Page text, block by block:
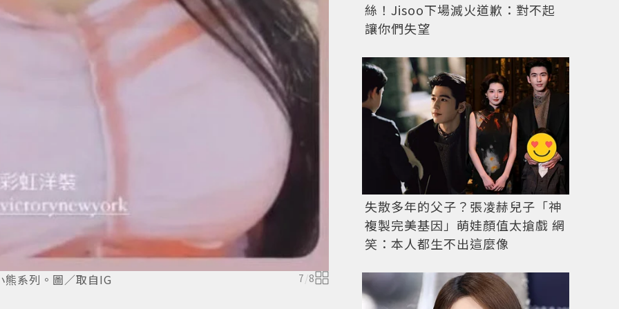
系列。圖／取自IG 7/8
絲！Jisoo下場滅火道歉：對不起
讓你們失望
失散多年的父子？張凌赫兒子「神
複製完美基因」萌娃顏值太搶戲 網
笑：本人都生不出這麼像